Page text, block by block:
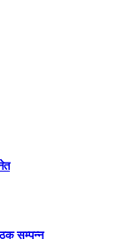
सम्पन्न